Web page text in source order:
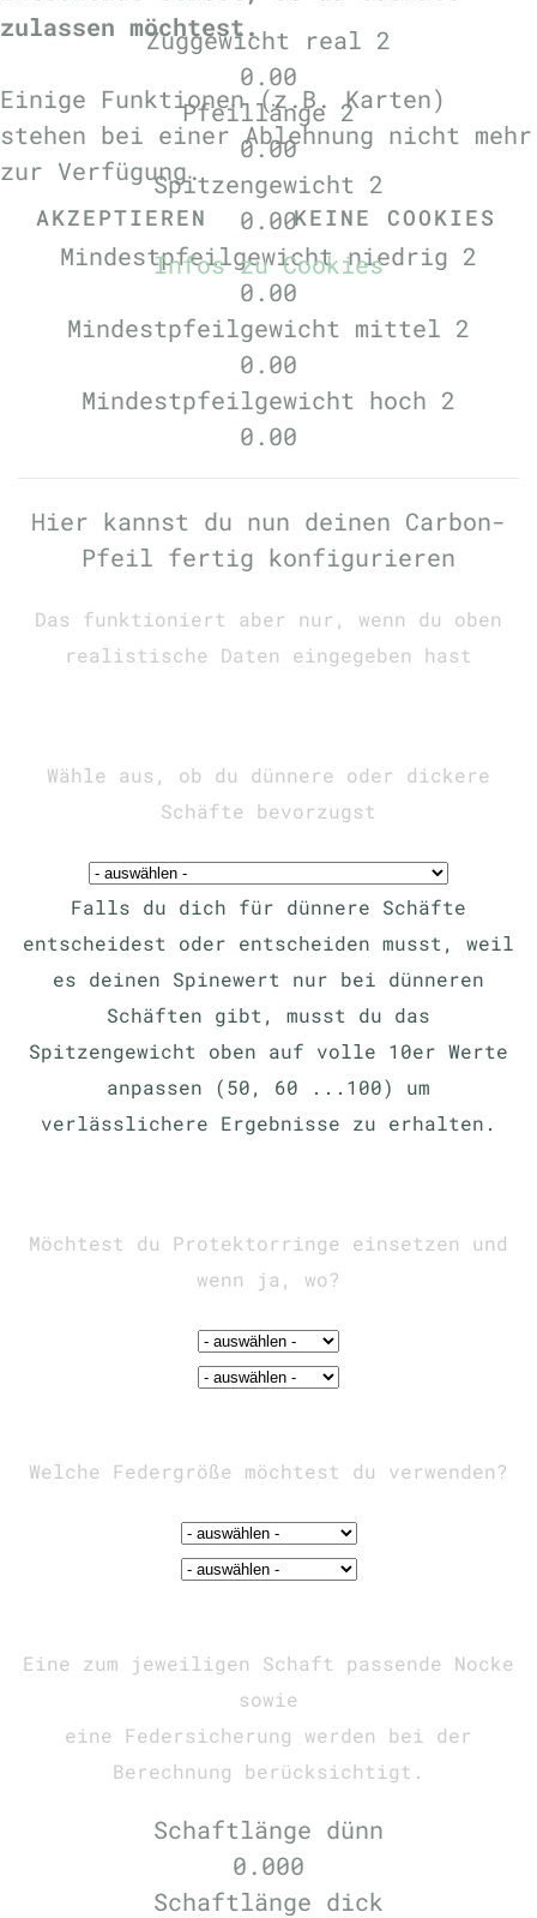
Zuggewicht real 2
0.00
Pfeillänge 2
0.00
Spitzengewicht 2
0.00
Mindestpfeilgewicht niedrig 2
0.00
Mindestpfeilgewicht mittel 2
0.00
Mindestpfeilgewicht hoch 2
0.00
Hier kannst du nun deinen Carbon-
Pfeil fertig konfigurieren
Das funktioniert aber nur, wenn du oben
realistische Daten eingegeben hast
Wähle aus, ob du dünnere oder dickere
Schäfte bevorzugst
Falls du dich für dünnere Schäfte
entscheidest oder entscheiden musst, weil
es deinen Spinewert nur bei dünneren
Schäften gibt, musst du das
Spitzengewicht oben auf volle 10er Werte
anpassen (50, 60 ...100) um
verlässlichere Ergebnisse zu erhalten.
Möchtest du Protektorringe einsetzen und
wenn ja, wo?
Welche Federgröße möchtest du verwenden?
Eine zum jeweiligen Schaft passende Nocke
sowie
eine Federsicherung werden bei der
Berechnung berücksichtigt.
Schaftlänge dünn
0.000
Schaftlänge dick
zulassen möchtest.
Einige Funktionen (z.B. Karten)
stehen bei einer Ablehnung nicht mehr
zur Verfügung.
AKZEPTIEREN KEINE COOKIES
Infos zu Cookies